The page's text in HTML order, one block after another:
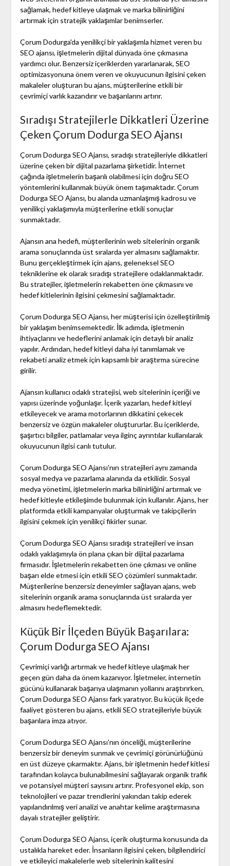
sağlamak, hedef kitleye ulaşmak ve marka bilinirliğini
artırmak için stratejik yaklaşımlar benimserler.
Çorum Dodurga'da yenilikçi bir yaklaşımla hizmet veren bu
SEO ajansı, işletmelerin dijital dünyada öne çıkmasına
yardımcı olur. Benzersiz içeriklerden yararlanarak, SEO
optimizasyonuna önem veren ve okuyucunun ilgisini çeken
makaleler oluşturan bu ajans, müşterilerine etkili bir
çevrimiçi varlık kazandırır ve başarılarını artırır.
Sıradışı Stratejilerle Dikkatleri Üzerine
Çeken Çorum Dodurga SEO Ajansı
Çorum Dodurga SEO Ajansı, sıradışı stratejileriyle dikkatleri
üzerine çeken bir dijital pazarlama şirketidir. İnternet
çağında işletmelerin başarılı olabilmesi için doğru SEO
yöntemlerini kullanmak büyük önem taşımaktadır. Çorum
Dodurga SEO Ajansı, bu alanda uzmanlaşmış kadrosu ve
yenilikçi yaklaşımıyla müşterilerine etkili sonuçlar
sunmaktadır.
Ajansın ana hedefi, müşterilerinin web sitelerinin organik
arama sonuçlarında üst sıralarda yer almasını sağlamaktır.
Bunu gerçekleştirmek için ajans, geleneksel SEO
tekniklerine ek olarak sıradışı stratejilere odaklanmaktadır.
Bu stratejiler, işletmelerin rekabetten öne çıkmasını ve
hedef kitlelerinin ilgisini çekmesini sağlamaktadır.
Çorum Dodurga SEO Ajansı, her müşterisi için özelleştirilmiş
bir yaklaşım benimsemektedir. İlk adımda, işletmenin
ihtiyaçlarını ve hedeflerini anlamak için detaylı bir analiz
yapılır. Ardından, hedef kitleyi daha iyi tanımlamak ve
rekabeti analiz etmek için kapsamlı bir araştırma sürecine
girilir.
Ajansın kullanıcı odaklı stratejisi, web sitelerinin içeriği ve
yapısı üzerinde yoğunlaşır. İçerik yazarları, hedef kitleyi
etkileyecek ve arama motorlarının dikkatini çekecek
benzersiz ve özgün makaleler oluştururlar. Bu içeriklerde,
şaşırtıcı bilgiler, patlamalar veya ilginç ayrıntılar kullanılarak
okuyucunun ilgisi canlı tutulur.
Çorum Dodurga SEO Ajansı'nın stratejileri aynı zamanda
sosyal medya ve pazarlama alanında da etkilidir. Sosyal
medya yönetimi, işletmelerin marka bilinirliğini artırmak ve
hedef kitleyle etkileşimde bulunmak için kullanılır. Ajans, her
platformda etkili kampanyalar oluşturmak ve takipçilerin
ilgisini çekmek için yenilikçi fikirler sunar.
Çorum Dodurga SEO Ajansı sıradışı stratejileri ve insan
odaklı yaklaşımıyla ön plana çıkan bir dijital pazarlama
firmasıdır. İşletmelerin rekabetten öne çıkması ve online
başarı elde etmesi için etkili SEO çözümleri sunmaktadır.
Müşterilerine benzersiz deneyimler sağlayan ajans, web
sitelerinin organik arama sonuçlarında üst sıralarda yer
almasını hedeflemektedir.
Küçük Bir İlçeden Büyük Başarılara:
Çorum Dodurga SEO Ajansı
Çevrimiçi varlığı artırmak ve hedef kitleye ulaşmak her
geçen gün daha da önem kazanıyor. İşletmeler, internetin
gücünü kullanarak başarıya ulaşmanın yollarını araştırırken,
Çorum Dodurga SEO Ajansı fark yaratıyor. Bu küçük ilçede
faaliyet gösteren bu ajans, etkili SEO stratejileriyle büyük
başarılara imza atıyor.
Çorum Dodurga SEO Ajansı'nın önceliği, müşterilerine
benzersiz bir deneyim sunmak ve çevrimiçi görünürlüğünü
en üst düzeye çıkarmaktır. Ajans, bir işletmenin hedef kitlesi
tarafından kolayca bulunabilmesini sağlayarak organik trafik
ve potansiyel müşteri sayısını artırır. Profesyonel ekip, son
teknolojileri ve pazar trendlerini yakından takip ederek
yapılandırılmış veri analizi ve anahtar kelime araştırmasına
dayalı stratejiler geliştirir.
Çorum Dodurga SEO Ajansı, içerik oluşturma konusunda da
ustalıkla hareket eder. İnsanların ilgisini çeken, bilgilendirici
ve etkileyici makalelerle web sitelerinin kalitesini